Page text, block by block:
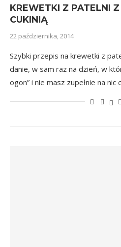
KREWETKI Z PATELNI
CUKINIĄ
22 października, 2014
Szybki przepis na krewetki z
danie, w sam raz na dzień, w
ogon” i nie masz zupełnie na